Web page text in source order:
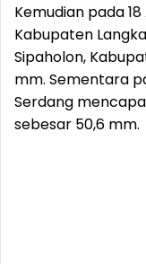
Kemudian pada
Kabupaten
Sipaholon,
mm. Sementara
Serdang
sebesar 50,6 mm.